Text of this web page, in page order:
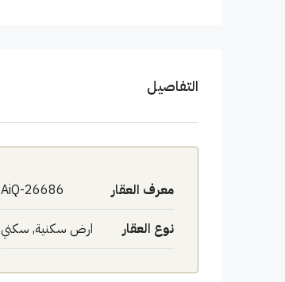
التفاصيل
معرف العقار AiQ-26686
نوع العقار ارض سكنية, سكني